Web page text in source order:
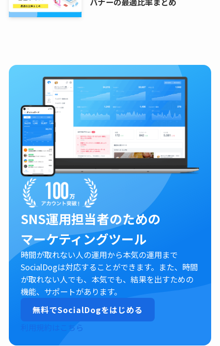
SNS運用担当者のための
マーケティングツール
時間が取れない人の運用から本気の運用まで
SocialDogは対応することができます。また、時間
が取れない人でも、本気でも、結果を出すための
機能、サポートがあります。
無料でSocialDogをはじめる
利用規約はこちら